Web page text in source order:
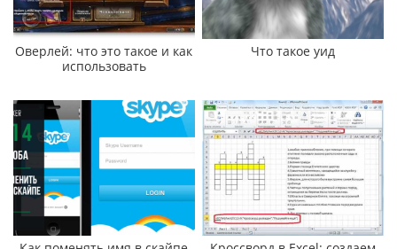
Оверлей: что это такое и как
использовать
Что такое уид